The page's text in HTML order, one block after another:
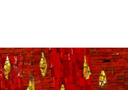
γιορτάζουμε την